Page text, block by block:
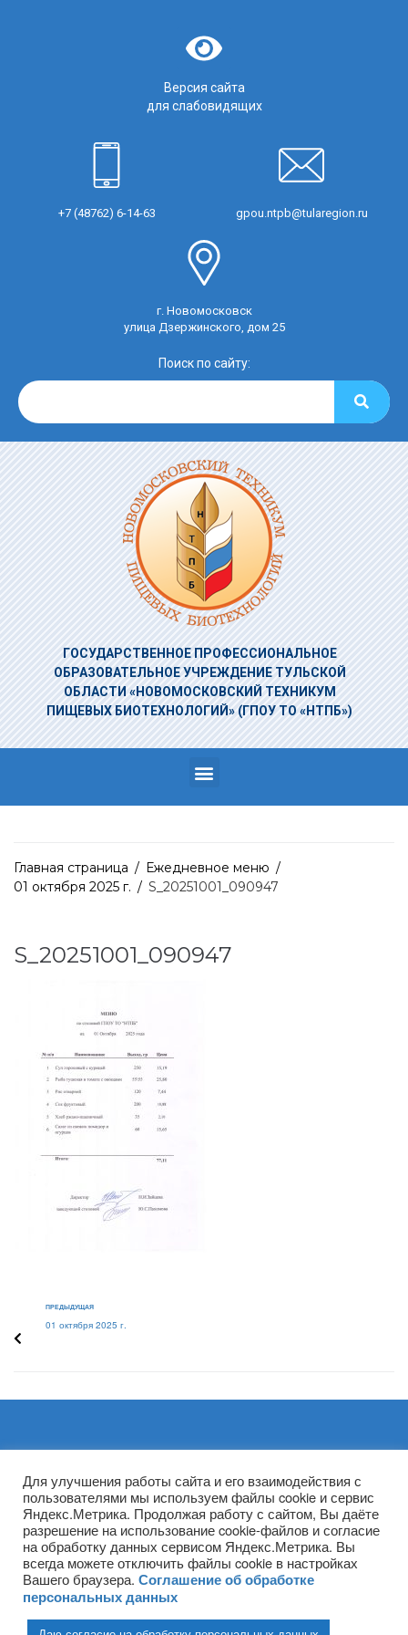
Версия сайта
для слабовидящих
+7 (48762) 6-14-63 gpou.ntpb@tularegion.ru
г. Новомосковск
улица Дзержинского, дом 25
Поиск по сайту:
ГОСУДАРСТВЕННОЕ ПРОФЕССИОНАЛЬНОЕ
ОБРАЗОВАТЕЛЬНОЕ УЧРЕЖДЕНИЕТУЛЬСКОЙ
ОБЛАСТИ «НОВОМОСКОВСКИЙ ТЕХНИКУМ
ПИЩЕВЫХ БИОТЕХНОЛОГИЙ» (ГПОУ ТО «НТПБ»)
Главная страница / Ежедневное меню /
01 октября 2025 г. / S_20251001_090947
S_20251001_090947
ПРЕДЫДУЩАЯ
01 октября 2025 г.
Архивы
(ГПОУ ТО «НТПБ») 2020 г. ©
Для улучшения работы сайта и его взаимодействия с
пользователями мы используем файлы cookie и сервис
Яндекс.Метрика. Продолжая работу с сайтом, Вы даёте
разрешение на использование cookie-файлов и согласие
на обработку данных сервисом Яндекс.Метрика. Вы
всегда можете отключить файлы cookie в настройках
Вашего браузера. Соглашение об обработке
персональных данных